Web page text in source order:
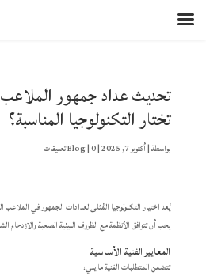
تحديث عداد جمهور
تختار التكنولوجيا المناسبة؟
بواسطة|أكتوبر 7, 2025 |
Blog|0 تعليقات
يُعد اختيار التكنولوجيا المُثلى لعدادات الجمهور في الملاعب
يجب أن تتوافق الأنظمة مع الظروف البيئية الصعبة والازدحام
المعايير الفنية الأساسية
تتضمن المتطلبات الفنية ما يلي: